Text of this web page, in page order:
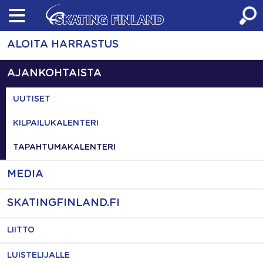
Skip
content
ALOITA HARRASTUS
AJANKOHTAISTA
UUTISET
KILPAILUKALENTERI
TAPAHTUMAKALENTERI
MEDIA
SKATINGFINLAND.FI
LIITTO
LUISTELIJALLE